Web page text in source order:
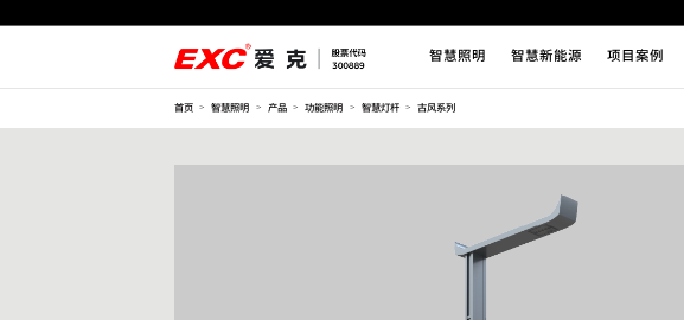
智慧照明 智慧新能源 项目案例
首页 > 智慧照明 > 产品 > 功能照明 > 智慧灯杆 > 古风系列